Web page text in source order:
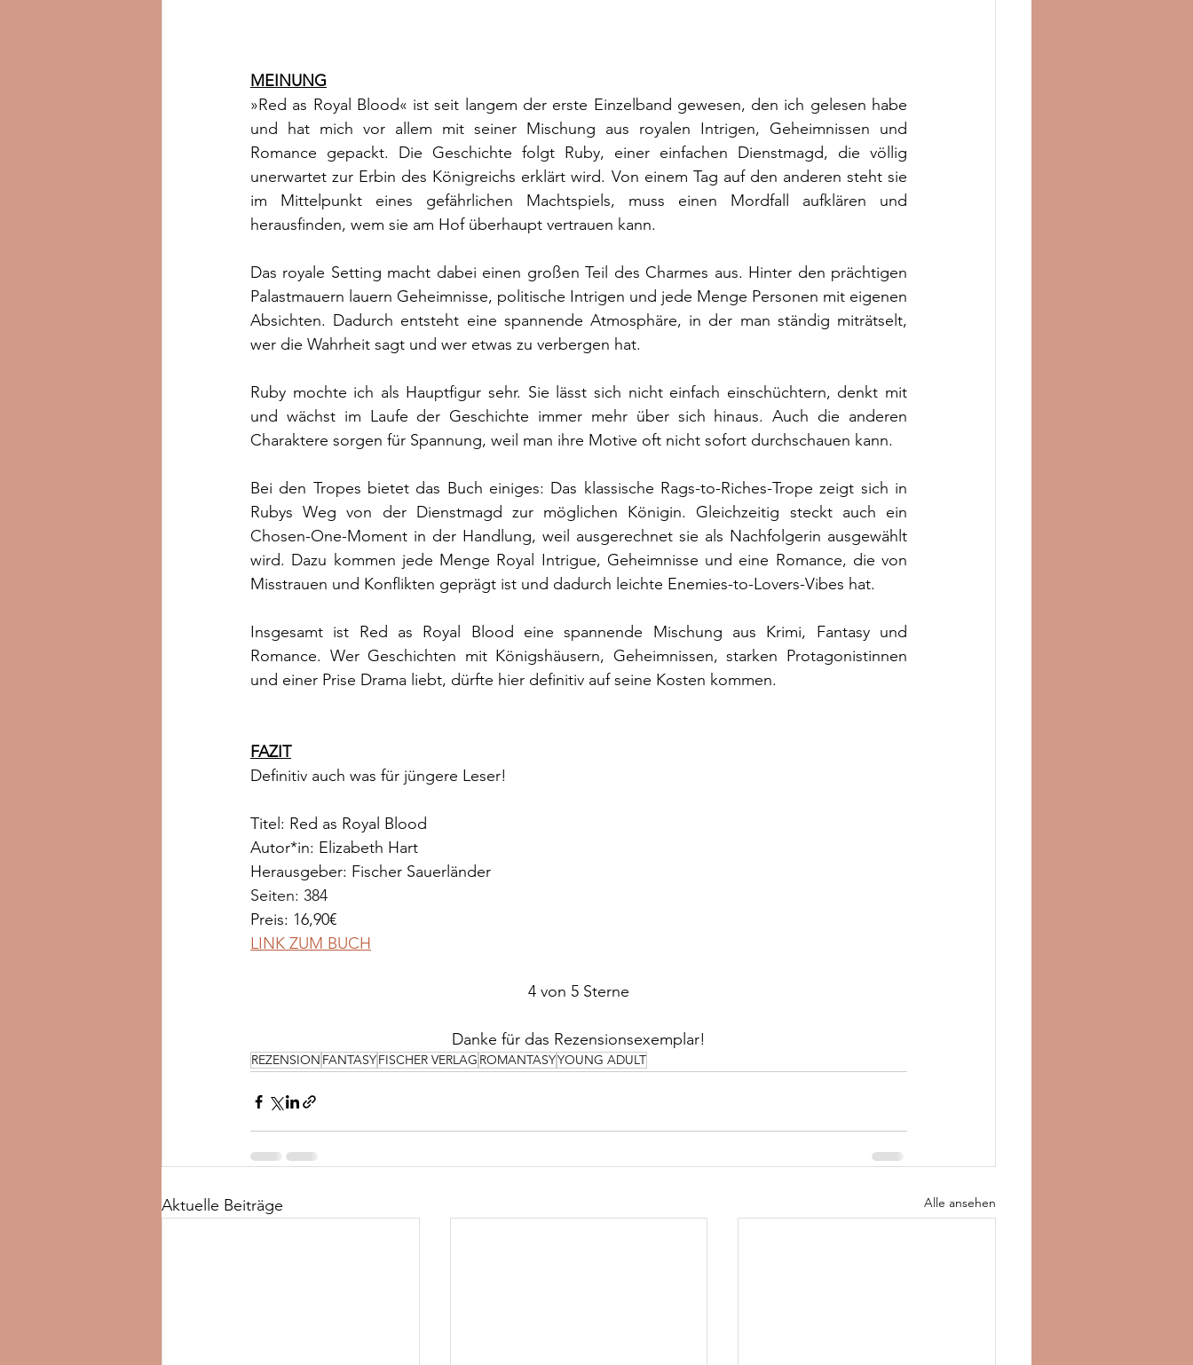
MEINUNG
»Red as Royal Blood« ist seit langem der erste Einzelband gewesen, den ich gelesen habe
und hat mich vor allem mit seiner Mischung aus royalen Intrigen, Geheimnissen und
Romance gepackt. Die Geschichte folgt Ruby, einer einfachen Dienstmagd, die völlig
unerwartet zur Erbin des Königreichs erklärt wird. Von einem Tag auf den anderen steht sie
im Mittelpunkt eines gefährlichen Machtspiels, muss einen Mordfall aufklären und
herausfinden, wem sie am Hof überhaupt vertrauen kann.
Das royale Setting macht dabei einen großen Teil des Charmes aus. Hinter den prächtigen
Palastmauern lauern Geheimnisse, politische Intrigen und jede Menge Personen mit eigenen
Absichten. Dadurch entsteht eine spannende Atmosphäre, in der man ständig miträtselt,
wer die Wahrheit sagt und wer etwas zu verbergen hat.
Ruby mochte ich als Hauptfigur sehr. Sie lässt sich nicht einfach einschüchtern, denkt mit
und wächst im Laufe der Geschichte immer mehr über sich hinaus. Auch die anderen
Charaktere sorgen für Spannung, weil man ihre Motive oft nicht sofort durchschauen kann.
Bei den Tropes bietet das Buch einiges: Das klassische Rags-to-Riches-Trope zeigt sich in
Rubys Weg von der Dienstmagd zur möglichen Königin. Gleichzeitig steckt auch ein
Chosen-One-Moment in der Handlung, weil ausgerechnet sie als Nachfolgerin ausgewählt
wird. Dazu kommen jede Menge Royal Intrigue, Geheimnisse und eine Romance, die von
Misstrauen und Konflikten geprägt ist und dadurch leichte Enemies-to-Lovers-Vibes hat.
Insgesamt ist Red as Royal Blood eine spannende Mischung aus Krimi, Fantasy und
Romance. Wer Geschichten mit Königshäusern, Geheimnissen, starken Protagonistinnen
und einer Prise Drama liebt, dürfte hier definitiv auf seine Kosten kommen.
FAZIT
Definitiv auch was für jüngere Leser!
Titel: Red as Royal Blood
Autor*in: Elizabeth Hart
Herausgeber: Fischer Sauerländer
Seiten: 384
Preis: 16,90€
LINK ZUM BUCH
4 von 5 Sterne
Danke für das Rezensionsexemplar!
REZENSION FANTASYFISCHER VERLAG ROMANTASYYOUNG ADULT
Aktuelle Beiträge Alle ansehen